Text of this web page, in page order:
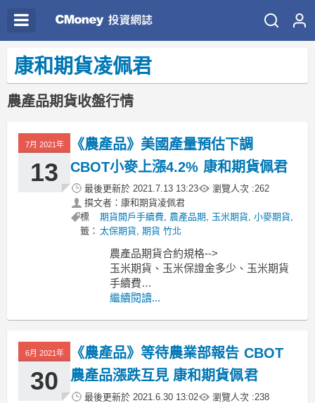
康和期貨凌佩君
農產品期貨收盤行情
7月 2021年
13
《農產品》美國產量預估下調
CBOT小麥上漲4.2% 康和期貨佩君
最後更新於 2021.7.13 13:23 瀏覽人次 :262
撰文者：康和期貨凌佩君
標
籤：
期貨開戶手續費, 農產品期, 玉米期貨, 小麥期貨,
太保期貨, 期貨 竹北
農產品期貨合約規格-->
玉米期貨、玉米保證金多少、玉米期貨
手續費
小麥期貨、小麥保證金多少、小麥期貨
----------------------------------------------
MoneyDJ新聞
繼續閱讀...
6月 2021年
30
《農產品》等待農業部報告 CBOT
農產品漲跌互見 康和期貨佩君
最後更新於 2021.6.30 13:02 瀏覽人次 :238